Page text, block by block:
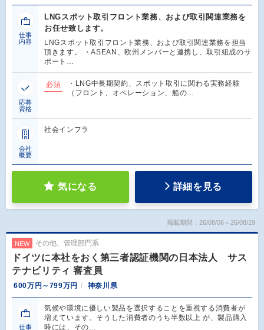
仕事
内容
LNGスポット取引フロント業務、および取引関連業務を
お任せ致します。
LNGスポット取引フロント業務、および取引関連業務を担当
頂きます。 ・ASEAN、欧州メンバーと連携し、取引組成のサ
ポート…
応募
資格
必須
・LNG中長期契約、スポット取引に関わる実務経験
（フロント、オペレーション、船の…
会社
概要
社会インフラ
気になる 詳細を見る
掲載期間：26/08/06～26/08/19
NEW その他、管理部門系
ドイツに本社をおく第三者認証機関の日本法人 サス
テナビリティ 審査員
600万円～799万円 神奈川県
仕事
気候や環境に優しい製品を選択することを重視する消費者が
増えています。そうした消費者のうち半数以上 が、製品購入
時には、その…